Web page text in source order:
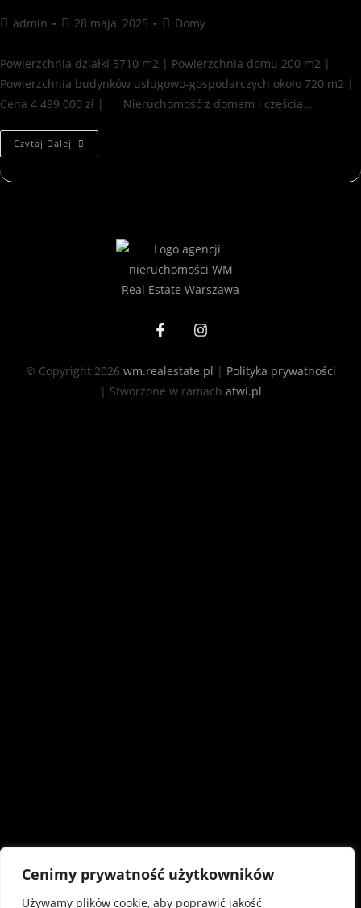
Cenimy prywatność użytkowników
Używamy plików cookie, aby poprawić jakość
admin 28 maja, 2025 Domy
Powierzchnia działki 5710 m2 | Powierzchnia domu 200 m2 |
Powierzchnia budynków usługowo-gospodarczych około 720 m2 |
Cena 4 499 000 zł | Nieruchomość z domem i częścią…
Czytaj Dalej
© Copyright 2026 wm.realestate.pl | Polityka prywatności
| Stworzone w ramach atwi.pl